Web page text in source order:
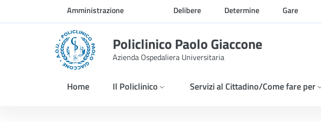
Skip to Main ContentAmministrazione
trasparente
Delibere Determine Gare
Policlinico Paolo Giaccone
Azienda Ospedaliera Universitaria
Home Il Policlinico Servizi al Cittadino/Come fare per